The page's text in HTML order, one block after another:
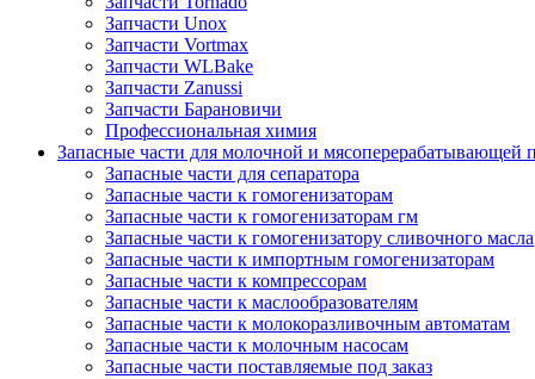
Запчасти Unox
Запчасти Vortmax
Запчасти WLBake
Запчасти Zanussi
Запчасти Барановичи
Профессиональная химия
Запасные части для молочной и мясоперерабатывающей
Запасные части для сепаратора
Запасные части к гомогенизаторам
Запасные части к гомогенизаторам гм
Запасные части к гомогенизатору сливочного масла
Запасные части к импортным гомогенизаторам
Запасные части к компрессорам
Запасные части к маслообразователям
Запасные части к молокоразливочным автоматам
Запасные части к молочным насосам
Запасные части поставляемые под заказ